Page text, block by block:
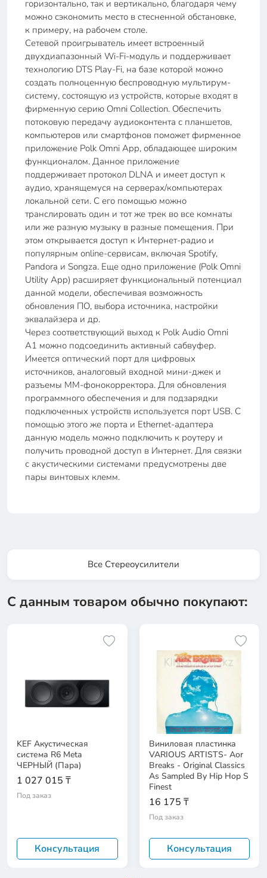
горизонтально, так и вертикально, благодаря чему
можно сэкономить место в стесненной обстановке,
к примеру, на рабочем столе.
Сетевой проигрыватель имеет встроенный
двухдиапазонный Wi-Fi-модуль и поддерживает
технологию DTS Play-Fi, на базе которой можно
создать полноценную беспроводную мультирум-
систему, состоящую из устройств, которые входят в
фирменную серию Omni Collection. Обеспечить
потоковую передачу аудиоконтента с планшетов,
компьютеров или смартфонов поможет фирменное
приложение Polk Omni App, обладающее широким
функционалом. Данное приложение
поддерживает протокол DLNA и имеет доступ к
аудио, хранящемуся на серверах/компьютерах
локальной сети. С его помощью можно
транслировать один и тот же трек во все комнаты
или же разную музыку в разные помещения. При
этом открывается доступ к Интернет-радио и
популярным online-сервисам, включая Spotify,
Pandora и Songza. Еще одно приложение (Polk Omni
Utility App) расширяет функциональный потенциал
данной модели, обеспечивая возможность
обновления ПО, выбора источника, настройки
эквалайзера и др.
Через соответствующий выход к Polk Audio Omni
A1 можно подсоединить активный сабвуфер.
Имеется оптический порт для цифровых
источников, аналоговый входной мини-джек и
разъемы MM-фонокорректора. Для обновления
программного обеспечения и для подзарядки
подключенных устройств используется порт USB. С
помощью этого же порта и Ethernet-адаптера
данную модель можно подключить к роутеру и
получить проводной доступ в Интернет. Для связки
с акустическими системами предусмотрены две
пары винтовых клемм.
Все Стереоусилители
С данным товаром обычно покупают:
KEF Акустическая
система R6 Meta
ЧЕРНЫЙ (Пара)
1 027 015 ₸
Под заказ
Консультация
Виниловая пластинка
VARIOUS ARTISTS- Aor
Breaks - Original Classics
As Sampled By Hip Hop S
Finest
16 175 ₸
Под заказ
Консультация